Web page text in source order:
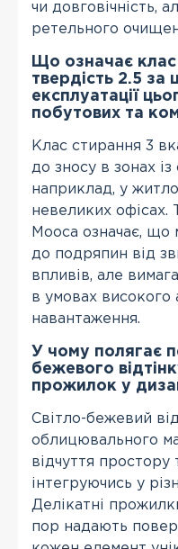
чи довговічність,
ретельного
Що означає клас
твердість 2.5
експлуатації
побутових та
Клас стирання 3
до зносу в зонах
наприклад, у
невеликих офісах.
Мооса означає, що
до подряпин від
впливів, але
в умовах високого
навантаження.
У чому полягає
бежевого
прожилок у
Світло-бежевий
облицювального
відчуття простору
інтегруючись у
Делікатні
пор надають